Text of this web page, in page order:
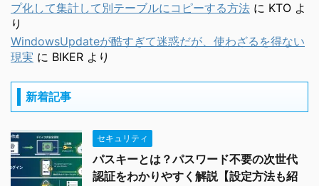
プ化して集計して別テーブルにコピーする方法 に KTO よ
り
WindowsUpdateが酷すぎて迷惑だが、使わざるを得ない
現実 に BIKER より
新着記事
セキュリティ
パスキーとは？パスワード不要の次世代
認証をわかりやすく解説【設定方法も紹